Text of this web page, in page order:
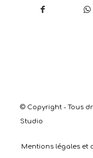
© Copyright - Tous
Studio
Mentions légales et